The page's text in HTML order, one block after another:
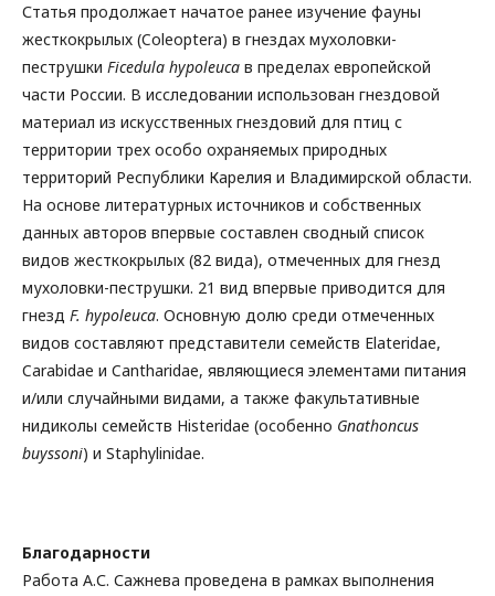
Статья продолжает начатое ранее изучение фауны
жесткокрылых (Coleoptera) в гнездах мухоловки-
пеструшки Ficedula hypoleuca в пределах европейской
части России. В исследовании использован гнездовой
материал из искусственных гнездовий для птиц с
территории трех особо охраняемых природных
территорий Республики Карелия и Владимирской области.
На основе литературных источников и собственных
данных авторов впервые составлен сводный список
видов жесткокрылых (82 вида), отмеченных для гнезд
мухоловки-пеструшки. 21 вид впервые приводится для
гнезд F. hypoleuca. Основную долю среди отмеченных
видов составляют представители семейств Elateridae,
Carabidae и Cantharidae, являющиеся элементами питания
и/или случайными видами, а также факультативные
нидиколы семейств Histeridae (особенно Gnathoncus
buyssoni) и Staphylinidae.
Благодарности
Работа А.С. Сажнева проведена в рамках выполнения